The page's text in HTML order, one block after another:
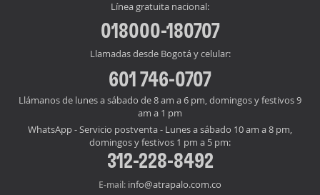
Línea gratuita nacional:
018000-180707
Llamadas desde Bogotá y celular:
601 746-0707
Llámanos de lunes a sábado de 8 am a 6 pm, domingos y festivos 9
am a 1 pm
WhatsApp - Servicio postventa - Lunes a sábado 10 am a 8 pm,
domingos y festivos 1 pm a 5 pm:
312-228-8492
E-mail: info@atrapalo.com.co